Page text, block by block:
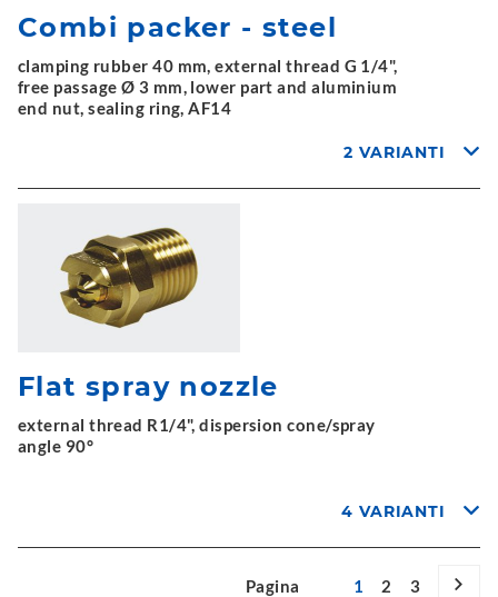
Combi packer - steel
clamping rubber 40 mm, external thread G 1/4",
free passage Ø 3 mm, lower part and aluminium
end nut, sealing ring, AF14
2 VARIANTI
Flat spray nozzle
external thread R1/4", dispersion cone/spray
angle 90°
4 VARIANTI
Pagina 1 2 3